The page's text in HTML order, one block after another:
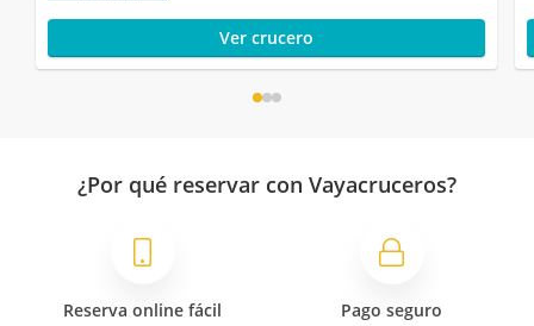
Ver crucero
¿Por qué reservar con Vayacruceros?
Reserva online fácil Pago seguro